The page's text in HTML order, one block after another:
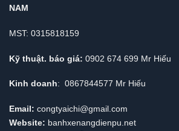
NAM
MST: 0315818159
Kỹ thuật. báo giá: 0902 674 699 Mr Hiếu
Kinh doanh: 0867844577 Mr Hiếu
Email: congtyaichi@gmail.com
Website: banhxenangdienpu.net